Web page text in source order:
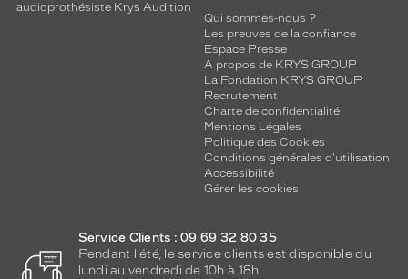
audioprothésiste Krys Audition
Qui sommes-nous ?
Les preuves de la confiance
Espace Presse
A propos de KRYS GROUP
La Fondation KRYS GROUP
Recrutement
Charte de confidentialité
Mentions Légales
Politique des Cookies
Conditions générales d'utilisation
Accessibilité
Gérer les cookies
Service Clients : 09 69 32 80 35
Pendant l'été, le service clients est disponible du
lundi au vendredi de 10h à 18h.